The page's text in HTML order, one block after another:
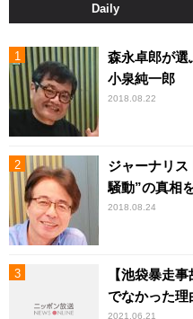
Daily
森永卓郎が選
小泉純一郎
2018.08.22
ジャーナリ
騒動”の真相
2018.08.24
【池袋暴走
でなかった理
2021.06.21